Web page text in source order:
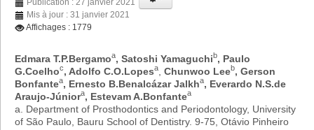
Mis à jour : 31 janvier 2021
Affichages : 1779
Edmara T.P.Bergamoa, Satoshi Yamaguchib, Paulo
G.Coelhoc, Adolfo C.O.Lopesa Chunwoo Leeb, Gerson
Bonfantea, Ernesto B.Benalcázar Jalkha, Everardo N.S.de
Araujo-Júniora, Estevam A.Bonfantea
a. Department of Prosthodontics and Periodontology, University
of São Paulo, Bauru School of Dentistry. 9-75, Otávio Pinheiro